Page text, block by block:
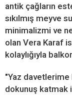
antik çağların
sıkılmış meyve
minimalizmi ve
olan Vera Karaf
kolaylığıyla
"Yaz
dokunuş katmak